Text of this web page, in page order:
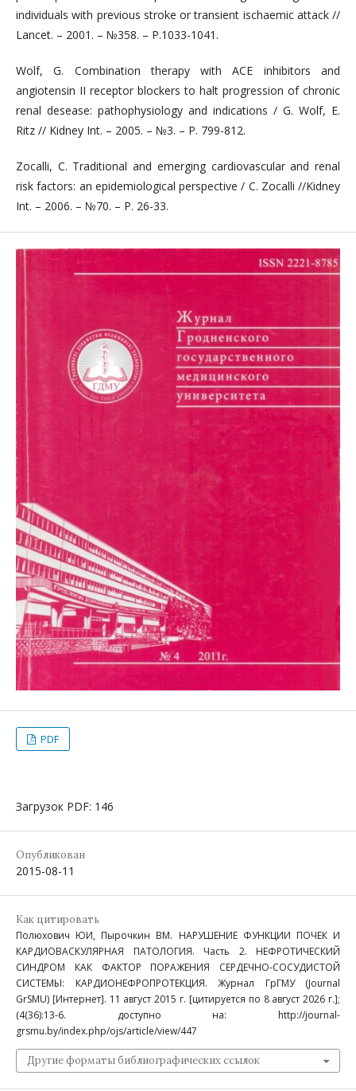
individuals with previous stroke or transient ischaemic attack //
Lancet. – 2001. – №358. – Р.1033-1041.
Wolf, G. Combination therapy with ACE inhibitors and
angiotensin II receptor blockers to halt progression of chronic
renal desease: pathophysiology and indications / G. Wolf, E.
Ritz // Kidney Int. – 2005. – №3. – Р. 799-812.
Zocalli, C. Traditional and emerging cardiovascular and renal
risk factors: an epidemiological perspective / C. Zocalli //Kidney
Int. – 2006. – №70. – P. 26-33.
PDF
Загрузок PDF: 146
Опубликован
2015-08-11
Как цитировать
Полюхович ЮИ, Пырочкин ВМ. НАРУШЕНИЕ ФУНКЦИИ ПОЧЕК И
КАРДИОВАСКУЛЯРНАЯ ПАТОЛОГИЯ. Часть 2. НЕФРОТИЧЕСКИЙ
СИНДРОМ КАК ФАКТОР ПОРАЖЕНИЯ СЕРДЕЧНО-СОСУДИСТОЙ
СИСТЕМЫ: КАРДИОНЕФРОПРОТЕКЦИЯ. Журнал ГрГМУ (Journal
GrSMU) [Интернет]. 11 август 2015 г. [цитируется по 8 август 2026 г.];
(4(36):13-6. доступно на: http://journal-
grsmu.by/index.php/ojs/article/view/447
Другие форматы библиографических ссылок